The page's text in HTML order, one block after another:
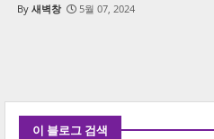
새벽창 5월 07, 2024
이 블로그 검색